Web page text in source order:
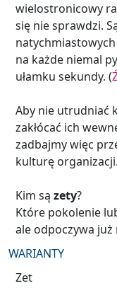
wielostronicowy
się nie sprawdzi.
na każde niemal
ułamku sekundy. (
Aby nie utrudniać
zakłócać ich
zadbajmy więc
kulturę
Kim są zety?
Które pokolenie
ale odpoczywa już
WARIANTY
Zet